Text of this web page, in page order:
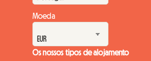
Moeda
Os nossos tipos de alojamento